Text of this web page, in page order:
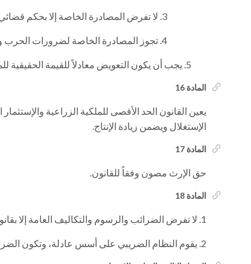
لا تفرض المصادرة الخاصة إلا بحكم
تجوز المصادرة الخاصة لضرورات الحرب
يجب أن يكون التعويض معادلاً للقيمة الحقيقية
المادة 16
يعين القانون الحد الأقصى للملكية الزراعية
الإستغلال ويضمن زيادة الإنتاج.
المادة 17
حق الإرث مصون وفقاً للقانون.
المادة 18
لا تفرض الضرائب والرسوم والتكاليف العامة إلا
يقوم النظام الضريبي على أسس عادلة، وتكون